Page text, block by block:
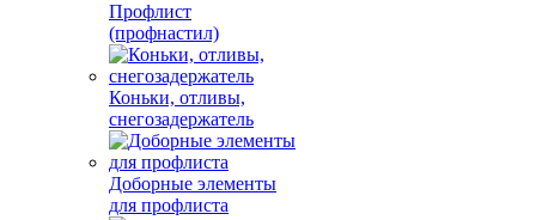
Профлист
(профнастил)
Коньки, отливы,
снегозадержатель
Доборные элементы
для профлиста